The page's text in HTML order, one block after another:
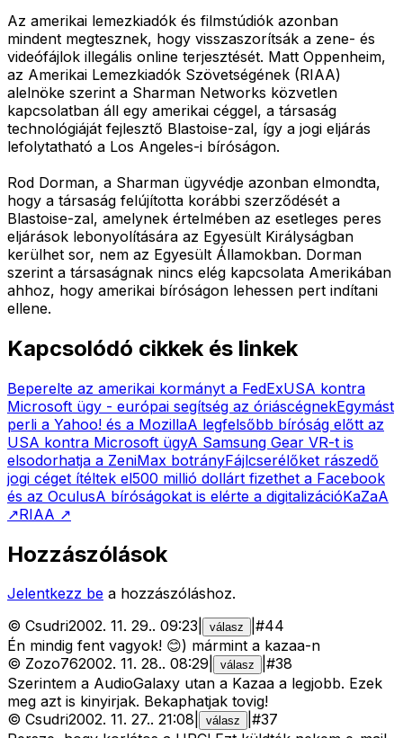
Az amerikai lemezkiadók és filmstúdiók azonban
mindent megtesznek, hogy visszaszorítsák a zene- és
videófájlok illegális online terjesztését. Matt Oppenheim,
az Amerikai Lemezkiadók Szövetségének (RIAA)
alelnöke szerint a Sharman Networks közvetlen
kapcsolatban áll egy amerikai céggel, a társaság
technológiáját fejlesztő Blastoise-zal, így a jogi eljárás
lefolytatható a Los Angeles-i bíróságon.
Rod Dorman, a Sharman ügyvédje azonban elmondta,
hogy a társaság felújította korábbi szerződését a
Blastoise-zal, amelynek értelmében az esetleges peres
eljárások lebonyolítására az Egyesült Királyságban
kerülhet sor, nem az Egyesült Államokban. Dorman
szerint a társaságnak nincs elég kapcsolata Amerikában
ahhoz, hogy amerikai bíróságon lehessen pert indítani
ellene.
Kapcsolódó cikkek és linkek
Beperelte az amerikai kormányt a FedExUSA kontra
Microsoft ügy - európai segítség az óriáscégnekEgymást
perli a Yahoo! és a MozillaA legfelsőbb bíróság előtt az
USA kontra Microsoft ügyA Samsung Gear VR-t is
elsodorhatja a ZeniMax botrányFájlcserélőket rászedő
jogi céget ítéltek el500 millió dollárt fizethet a Facebook
és az OculusA bíróságokat is elérte a digitalizációKaZaA
↗RIAA ↗
Hozzászólások
Jelentkezz be a hozzászóláshoz.
© Csudri2002. 11. 29.. 09:23 válasz #44
Én mindig fent vagyok! 😊) mármint a kazaa-n
© Zozo762002. 11. 28.. 08:29 válasz #38
Szerintem a AudioGalaxy utan a Kazaa a legjobb. Ezek
meg azt is kinyirjak. Bekaphatjak tovig!
© Csudri2002. 11. 27.. 21:08 válasz #37